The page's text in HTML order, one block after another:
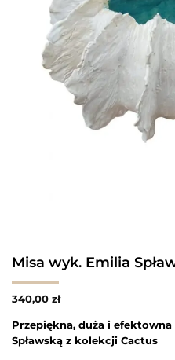
Misa wyk. Emilia
340,00 zł
Przepiękna, duża i
Spławską z kolekcji Cactus